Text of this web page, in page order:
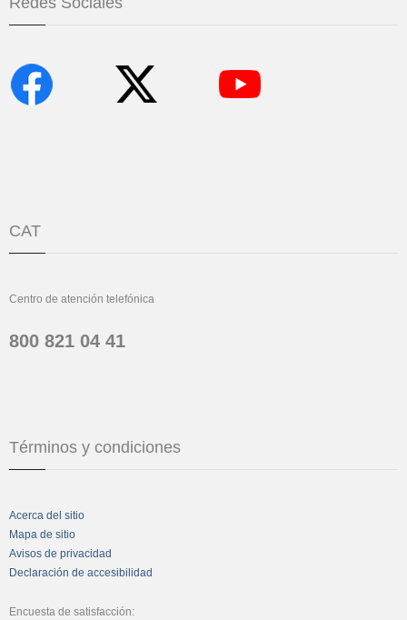
CAT
Centro de atención telefónica
800 821 04 41
Términos y condiciones
Acerca del sitio
Mapa de sitio
Avisos de privacidad
Declaración de accesibilidad
Encuesta de satisfacción: